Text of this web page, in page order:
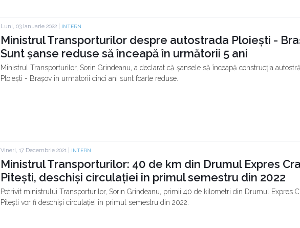
Luni, 03 Ianuarie 2022 | INTERN
Ministrul Transporturilor despre autostrada Ploiești -
Sunt șanse reduse să înceapă în următorii 5 ani
Ministrul Transporturilor, Sorin Grindeanu, a declarat că șansele să înceapă construcția
Ploiești - Brașov în următorii cinci ani sunt foarte reduse.
Vineri, 17 Decembrie 2021 | INTERN
Ministrul Transporturilor: 40 de km din Drumul Expres
Pitești, deschiși circulației în primul semestru din 2022
Potrivit ministrului Transporturilor, Sorin Grindeanu, primii 40 de kilometri din Drumul Expres
Pitești vor fi deschiși circulației în primul semestru din 2022.